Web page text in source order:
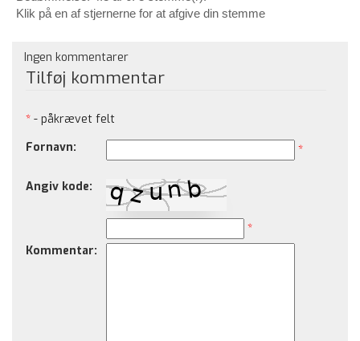
Klik på en af stjernerne for at afgive din stemme
Ingen kommentarer
Tilføj kommentar
* - påkrævet felt
Fornavn:
*
Angiv kode:
*
Kommentar: